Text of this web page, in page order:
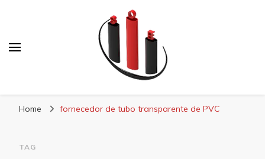
Home fornecedor de tubo transparente de PVC
TAG